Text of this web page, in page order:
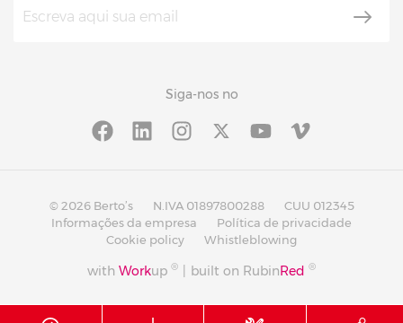
Siga-nos no
© 2026 Berto’s N.IVA 01897800288
CUU 012345
Informações da empresa
Política de privacidade
Cookie policy
Whistleblowing
with Workup ® built on RubinRed ®